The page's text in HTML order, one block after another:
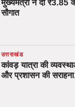
मुख्यमंत्री ने दी ₹3.85
सौगात
उत्तराखंड
कांवड़ यात्रा की
और प्रशासन की